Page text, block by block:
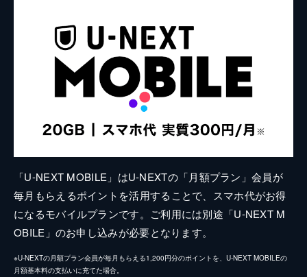
「U-NEXT MOBILE」はU-NEXTの「月額プラン」会員が
毎月もらえるポイントを活用することで、スマホ代がお得
になるモバイルプランです。ご利用には別途「U-NEXT M
OBILE」のお申し込みが必要となります。
※U-NEXTの月額プラン会員が毎月もらえる1,200円分のポイントを、U-NEXT MOBILEの
月額基本料の支払いに充てた場合。